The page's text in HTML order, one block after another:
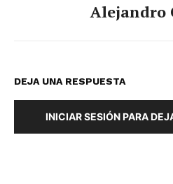
Alejandro
DEJA UNA RESPUESTA
INICIAR SESIÓN PARA